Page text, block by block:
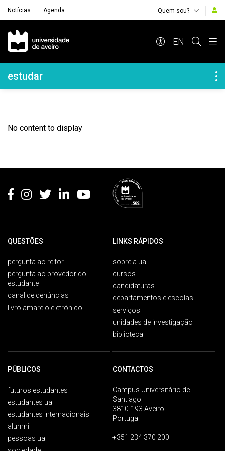
Notícias Agenda Quem sou?
Navegação Principal
EN
Navegação Lateral
estudar
No content to display
QUESTÕES
pergunta ao reitor
pergunta ao provedor do
estudante
canal de denúncias
livro amarelo eletrónico
LINKS RÁPIDOS
sobre a ua
cursos
candidaturas
departamentos e escolas
serviços
unidades de investigação
biblioteca
PÚBLICOS
futuros estudantes
estudantes ua
estudantes internacionais
alumni
pessoas ua
CONTACTOS
Campus Universitário de
Santiago
3810-193 Aveiro
Portugal
+351 234 370 200